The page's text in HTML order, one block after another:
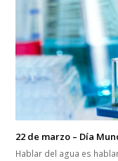
22 de marzo – Día
Hablar del agua es